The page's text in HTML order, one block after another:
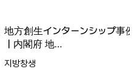
紹介①（滋賀県）
地方創生インターンシップ事
｜内閣府 地…
지방창생